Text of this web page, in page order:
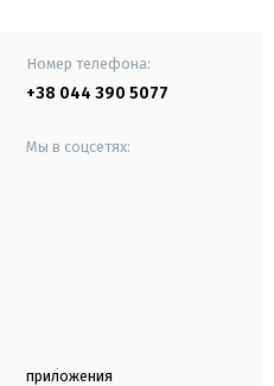
Номер телефона:
+38 044 390 5077
Мы в соцсетях:
приложения